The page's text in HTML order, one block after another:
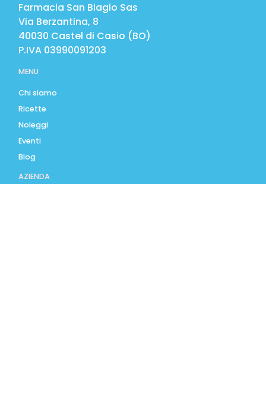
Farmacia San Biagio Sas
Via Berzantina, 8
40030 Castel di Casio (BO)
P.IVA 03990091203
MENU
Chi siamo
Ricette
Noleggi
Eventi
Blog
AZIENDA